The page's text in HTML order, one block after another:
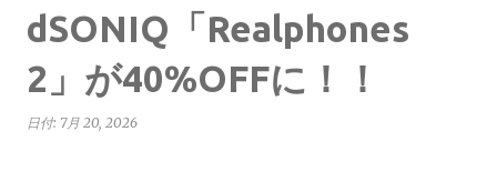
dSONIQ「Realphones
2」が40%OFFに！！
日付: 7月 20, 2026